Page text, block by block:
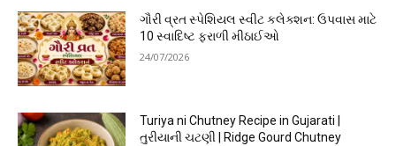
ગૌરી વ્રત સ્પેશિયલ સ્વીટ કલેક્શન: ઉપવાસ માટે
10 સ્વાદિષ્ટ ફરાળી મીઠાઈઓ
24/07/2026
Turiya ni Chutney Recipe in Gujarati |
તુરીયાની ચટણી | Ridge Gourd Chutney